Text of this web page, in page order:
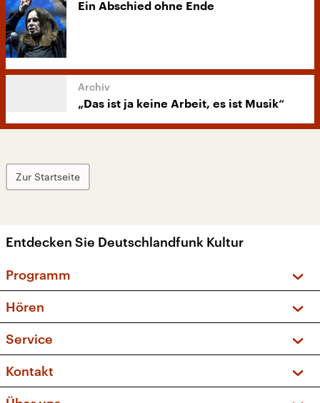
Ein Abschied ohne Ende
„Das ist ja keine Arbeit, es ist Musik“
Zur Startseite
Entdecken Sie Deutschlandfunk Kultur
Programm
Sendungen und Podcasts
Musikliste
Kakadu – Das Kinderprogramm
Hören
Frequenzen (UKW + DAB+)
Service
FAQ
Apps
Kontakt